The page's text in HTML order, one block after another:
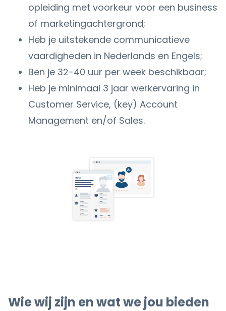
opleiding met voorkeur voor een business
of marketingachtergrond;
Heb je uitstekende communicatieve
vaardigheden in Nederlands en Engels;
Ben je 32-40 uur per week beschikbaar;
Heb je minimaal 3 jaar werkervaring in
Customer Service, (key) Account
Management en/of Sales.
Wie wij zijn en wat we jou bieden